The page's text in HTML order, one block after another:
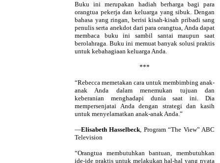
Buku ini merupakan hadiah berharga bagi para
orangtua pekerja dan keluarga yang sibuk. Dengan
bahasa yang ringan, berisi kisah-kisah pribadi sang
penulis serta anekdot dari para orangtua, Anda dapat
membaca buku ini sambil santai maupun saat
berolahraga. Buku ini memuat banyak solusi praktis
untuk kebahagiaan keluarga Anda.
***
“Rebecca memetakan cara untuk membimbing anak-
anak Anda dalam menemukan tujuan dan
keberanian menghadapi dunia saat ini. Dia
mempersenjatai Anda dengan strategi dan kasih
untuk menyelamatkan anak-anak Anda.”
—Elisabeth Hasselbeck, Program “The View” ABC
Television
“Orangtua membutuhkan bantuan, membutuhkan
ide-ide praktis untuk melakukan hal-hal yang nyata